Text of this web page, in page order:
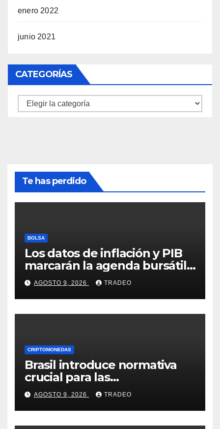
enero 2022
junio 2021
CATEGORÍAS
Categorías
Te has perdido
BOLSA
Los datos de inflación y PIB
marcarán la agenda bursátil
de la próxima semana
AGOSTO 9, 2026 TRADEO
CRIPTOMONEDAS
Brasil introduce normativa
crucial para las
criptomonedas: ¿Llegó el fin
de las transferencias
instantáneas?
AGOSTO 9, 2026 TRADEO